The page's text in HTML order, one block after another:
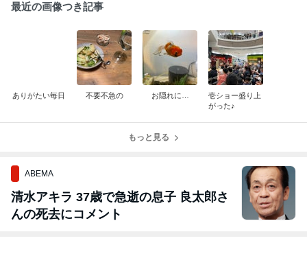
最近の画像つき記事
ありがたい毎日 不要不急の お隠れに…
壱ショー盛り上
がった♪
もっと見る
ABEMA
清水アキラ 37歳で急逝の息子 良太郎さ
んの死去にコメント